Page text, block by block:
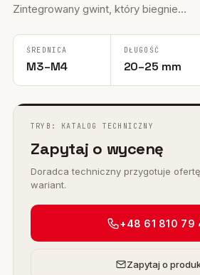
Zintegrowany gwint, który biegnie...
ŚREDNICA
M3–M4
DŁUGOŚĆ
20–25 mm
TRYB: KATALOG TECHNICZNY
Zapytaj o wycenę
Doradca techniczny przygotuje
wariant.
+48 61 810 79
Zapytaj o